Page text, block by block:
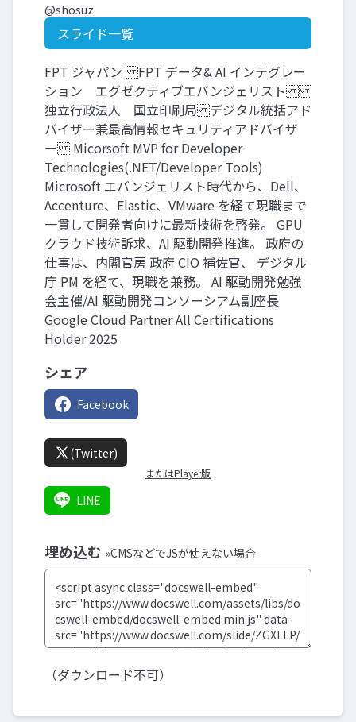
@shosuz
スライド一覧
FPT ジャパン FPT データ& AI インテグレー
ション エグゼクティブエバンジェリスト
独立行政法人 国立印刷局 デジタル統括アド
バイザー兼最高情報セキュリティアドバイザ
ー Micorsoft MVP for Developer
Technologies(.NET/Developer Tools)
Microsoft エバンジェリスト時代から、Dell、
Accenture、Elastic、VMware を経て現職まで
一貫して開発者向けに最新技術を啓発。 GPU
クラウド技術訴求、AI 駆動開発推進。 政府の
仕事は、内閣官房 政府 CIO 補佐官、 デジタル
庁 PM を経て、現職を兼務。 AI 駆動開発勉強
会主催/AI 駆動開発コンソーシアム副座長
Google Cloud Partner All Certifications
Holder 2025
シェア
Facebook
(Twitter)
またはPlayer版
LINE
埋め込む »CMSなどでJSが使えない場合
（ダウンロード不可）